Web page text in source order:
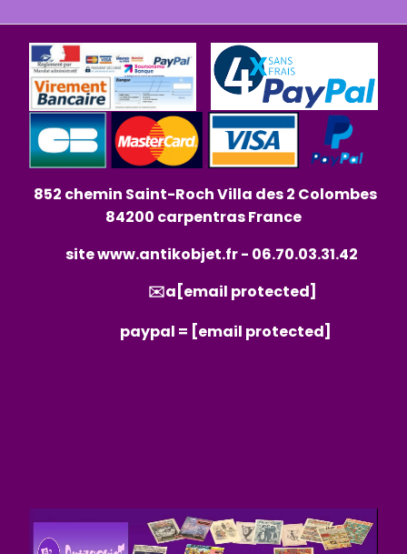
852 chemin Saint-Roch Villa des 2 Colombes
84200 carpentras France
sitewww.antikobjet.fr- 06.70.03.31.42
✉️a [email protected]
paypal = [email protected]